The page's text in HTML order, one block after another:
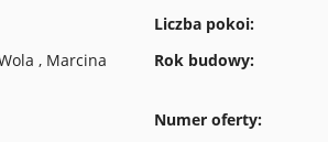
Liczba pokoi:
, Marcina
Rok budowy:
Numer oferty: